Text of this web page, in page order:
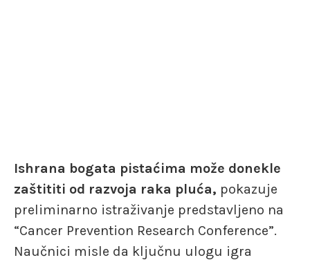
Ishrana bogata pistaćima može donekle
zaštititi od razvoja raka pluća, pokazuje
preliminarno istraživanje predstavljeno na
“Cancer Prevention Research Conference”.
Naučnici misle da ključnu ulogu igra